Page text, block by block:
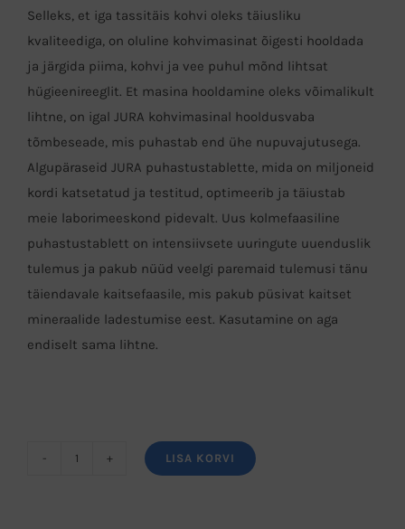
Selleks, et iga tassitäis kohvi oleks täiusliku
kvaliteediga, on oluline kohvimasinat õigesti hooldada
ja järgida piima, kohvi ja vee puhul mõnd lihtsat
hügieenireeglit. Et masina hooldamine oleks võimalikult
lihtne, on igal JURA kohvimasinal hooldusvaba
tõmbeseade, mis puhastab end ühe nupuvajutusega.
Algupäraseid JURA puhastustablette, mida on miljoneid
kordi katsetatud ja testitud, optimeerib ja täiustab
meie laborimeeskond pidevalt. Uus kolmefaasiline
puhastustablett on intensiivsete uuringute uuenduslik
tulemus ja pakub nüüd veelgi paremaid tulemusi tänu
täiendavale kaitsefaasile, mis pakub püsivat kaitset
mineraalide ladestumise eest. Kasutamine on aga
endiselt sama lihtne.
LISA KORVI